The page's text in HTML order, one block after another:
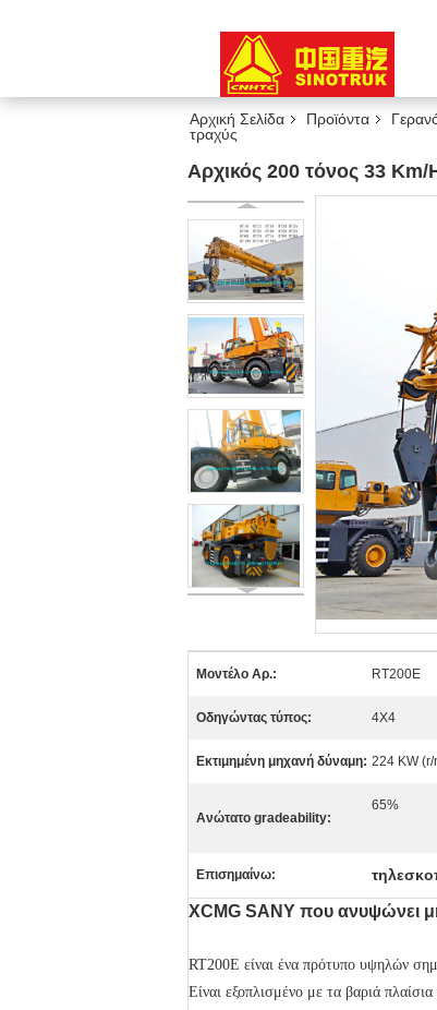
Αρχική Σελίδα Προϊόντα
τραχύς
Αρχικός 200 τόνος 33
Μοντέλο Αρ.: RT200E
Οδηγώντας τύπος: 4X4
Εκτιμημένη μηχανή δύναμη: 224 KW (r/
Ανώτατο gradeability:
65%
Επισημαίνω:
XCMG SANY που ανυψώνει
RT200E είναι ένα πρότυπο υψηλών
Είναι εξοπλισμένο με τα βαριά